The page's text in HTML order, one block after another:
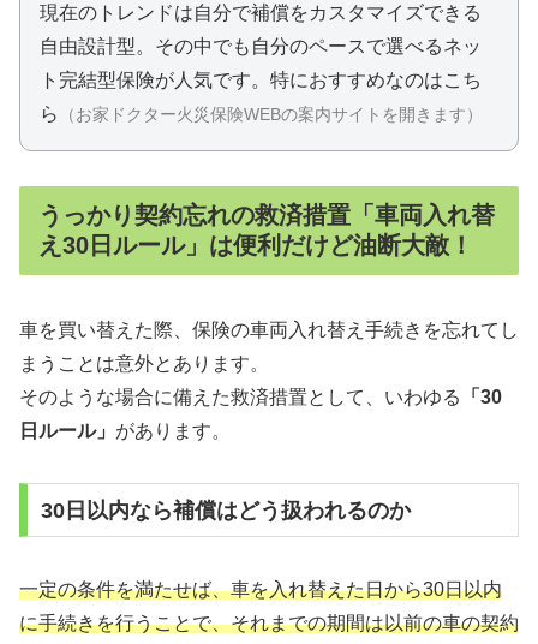
現在のトレンドは自分で補償をカスタマイズできる
自由設計型。 その中でも自分のペースで選べるネッ
ト完結型保険が人気です。 特におすすめなのはこち
ら
（お家ドクター火災保険WEBの案内サイトを開きます）
うっかり契約忘れの救済措置「車両入れ替
え30日ルール」は便利だけど油断大敵！
車を買い替えた際、保険の車両入れ替え手続きを忘れてし
まうことは意外とあります。
そのような場合に備えた救済措置として、いわゆる
「30
日ルール」 があります。
30日以内なら補償はどう扱われるのか
一定の条件を満たせば、車を入れ替えた日から30日以内
に手続きを行うことで、それまでの期間は以前の車の契約